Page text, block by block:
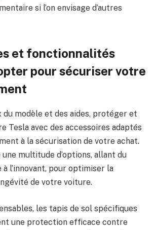
si l’on envisage d’autres
et fonctionnalités
pour sécuriser votre
du modèle et des aides, protéger et
Tesla avec des accessoires adaptés
à la sécurisation de votre achat.
multitude d’options, allant du
l’innovant, pour optimiser la
de votre voiture.
les tapis de sol spécifiques
une protection efficace contre